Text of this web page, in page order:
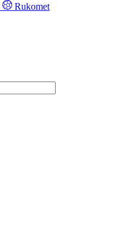
Rukomet